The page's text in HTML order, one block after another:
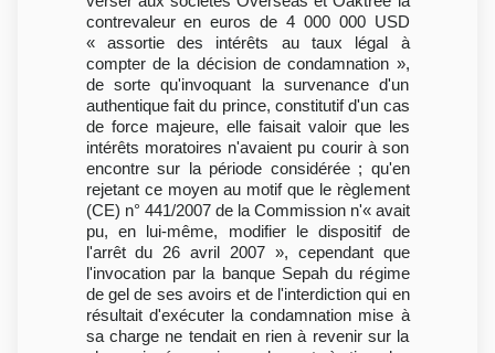
contrevaleur en euros de 4 000 000 USD
« assortie des intérêts au taux légal à
compter de la décision de condamnation »,
de sorte qu'invoquant la survenance d'un
authentique fait du prince, constitutif d'un cas
de force majeure, elle faisait valoir que les
intérêts moratoires n'avaient pu courir à son
encontre sur la période considérée ; qu'en
rejetant ce moyen au motif que le règlement
(CE) n° 441/2007 de la Commission n'« avait
pu, en lui-même, modifier le dispositif de
l'arrêt du 26 avril 2007 », cependant que
l'invocation par la banque Sepah du régime
de gel de ses avoirs et de l'interdiction qui en
résultait d'exécuter la condamnation mise à
sa charge ne tendait en rien à revenir sur la